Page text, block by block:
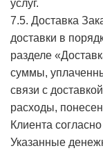
услуг.
7.5. Доставка
доставки в
разделе
суммы,
связи с
расходы,
Клиента
Указанные